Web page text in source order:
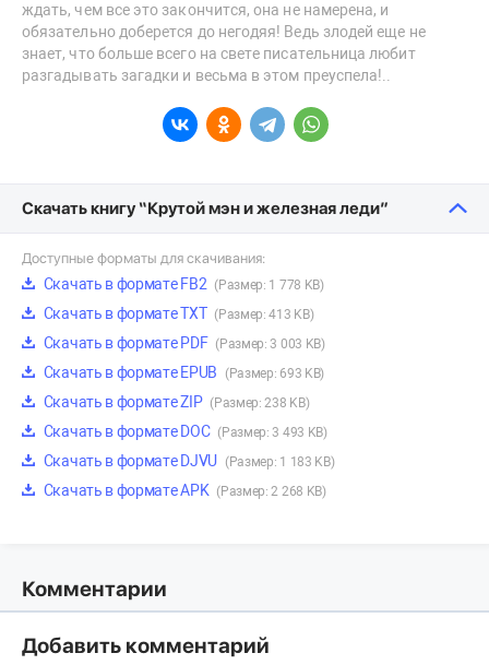
ждать, чем все это закончится, она не намерена, и
обязательно доберется до негодяя! Ведь злодей еще не
знает, что больше всего на свете писательница любит
разгадывать загадки и весьма в этом преуспела!..
Скачать книгу “Крутой мэн и железная леди”
Доступные форматы для скачивания:
Скачать в формате FB2 (Размер: 1 778 KB)
Скачать в формате TXT (Размер: 413 KB)
Скачать в формате PDF (Размер: 3 003 KB)
Скачать в формате EPUB (Размер: 693 KB)
Скачать в формате ZIP (Размер: 238 KB)
Скачать в формате DOC (Размер: 3 493 KB)
Скачать в формате DJVU (Размер: 1 183 KB)
Скачать в формате APK (Размер: 2 268 KB)
Комментарии
Добавить комментарий